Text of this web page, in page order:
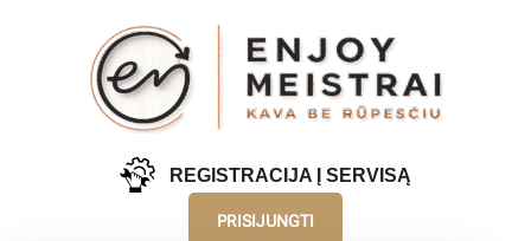
REGISTRACIJA Į SERVISĄ
PRISIJUNGTI